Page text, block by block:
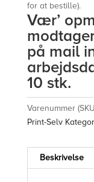
for at bestille).
Vær’
på mail
10 stk.
Varenummer
Print-Selv
Beskrivelse